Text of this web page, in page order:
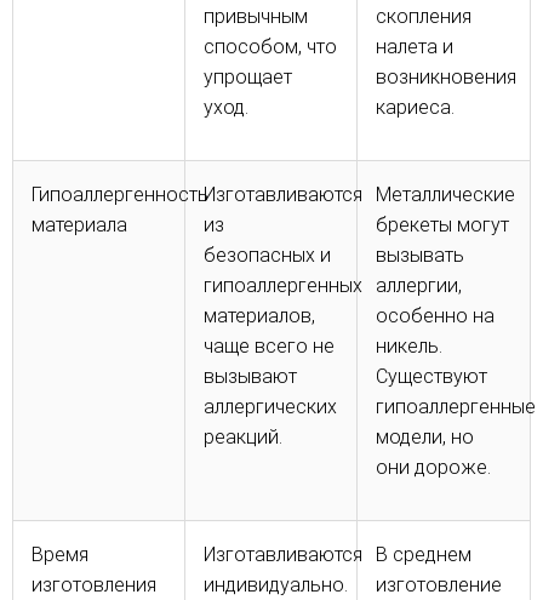
привычным
способом, что
упрощает
уход.
скопления
налета и
возникновения
кариеса.
Гипоаллергенность
материала
Изготавливаются
из
безопасных и
гипоаллергенных
материалов,
чаще всего не
вызывают
аллергических
реакций.
Металлические
брекеты могут
вызывать
аллергии,
особенно на
никель.
Существуют
гипоаллергенные
модели, но
они дороже.
Время
изготовления
Изготавливаются
индивидуально.
В среднем
изготовление